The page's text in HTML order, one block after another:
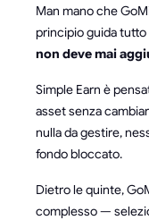
Man mano che
principio guida
non deve mai
Simple Earn è
asset senza
nulla da gestire,
fondo bloccato.
Dietro le quinte,
complesso —